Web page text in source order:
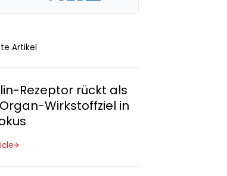
Artikel
Rezeptor rückt als
Wirkstoffziel in